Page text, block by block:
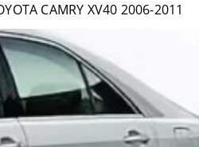
CAMRY XV40 2006-2011